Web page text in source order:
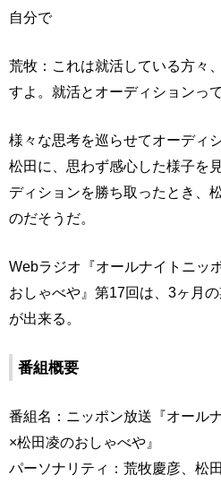
自分で
荒牧：これは就活している方々
すよ。就活とオーディションっ
様々な思考を巡らせてオーディ
松田に、思わず感心した様子を
ディションを勝ち取ったとき、
のだそうだ。
Webラジオ『オールナイトニッ
おしゃべや』第17回は、3ヶ月
が出来る。
番組概要
番組名：ニッポン放送『オール
×松田凌のおしゃべや』
パーソナリティ：荒牧慶彦、松